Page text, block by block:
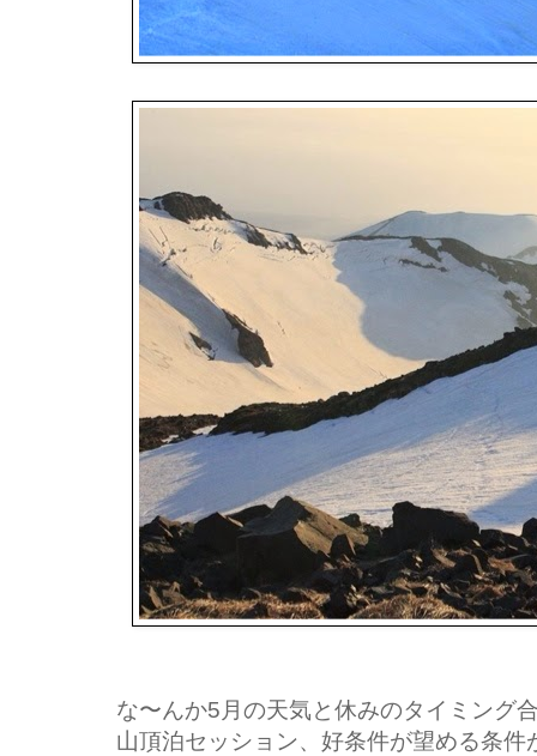
な〜んか5月の天気と休みのタイミング
山頂泊セッション、好条件が望める条件